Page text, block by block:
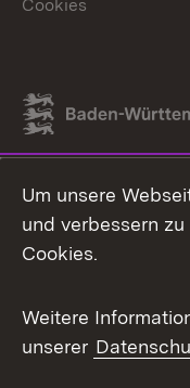
Link zum
Cookies
Um unsere
und verbessern
Cookies.
Weitere
unserer